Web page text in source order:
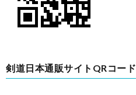
剣道日本通販サイトQRコード